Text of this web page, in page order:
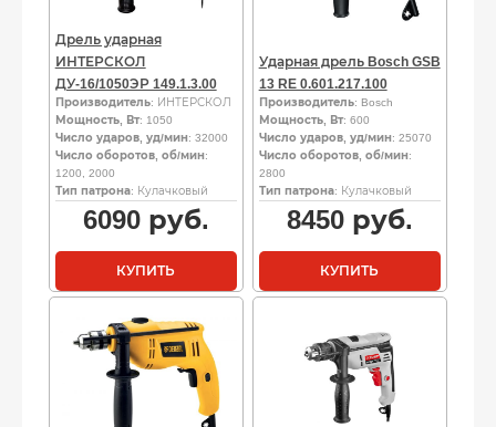
Дрель ударная
ИНТЕРСКОЛ
ДУ-16/1050ЭР 149.1.3.00
Производитель: ИНТЕРСКОЛ
Мощность, Вт: 1050
Число ударов, уд/мин: 32000
Число оборотов, об/мин:
1200, 2000
Тип патрона: Кулачковый
6090руб.
КУПИТЬ
Ударная дрель Bosch GSB
13 RE 0.601.217.100
Производитель: Bosch
Мощность, Вт: 600
Число ударов, уд/мин: 25070
Число оборотов, об/мин:
2800
Тип патрона: Кулачковый
8450руб.
КУПИТЬ